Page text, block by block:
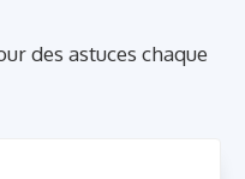
des astuces chaque